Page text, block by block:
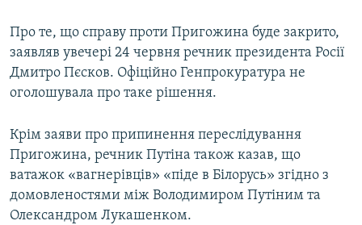
Про те, що справу проти Пригожина буде закрито,
заявляв увечері 24 червня речник президента Росії
Дмитро Пєсков. Офіційно Генпрокуратура не
оголошувала про таке рішення.
Крім заяви про припинення переслідування
Пригожина, речник Путіна також казав, що
ватажок «вагнерівців» «піде в Білорусь» згідно з
домовленостями між Володимиром Путіним та
Олександром Лукашенком.